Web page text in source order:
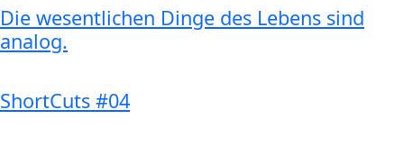
Die wesentlichen Dinge des Lebens sind
analog.
ShortCuts #04